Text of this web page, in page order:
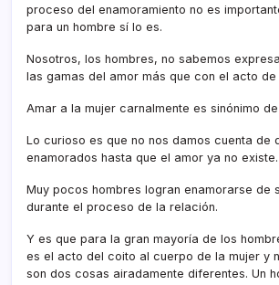
proceso del enamoramiento no es
para un hombre sí­ lo es.
Nosotros, los hombres, no sabemos
las gamas del amor más que con el acto
Amar a la mujer carnalmente es sinónimo de
Lo curioso es que no nos damos cuenta de
enamorados hasta que el amor ya no existe.
Muy pocos hombres logran enamorarse de
durante el proceso de la relación.
Y es que para la gran mayorí­a de los
es el acto del coito al cuerpo de la mujer y
son dos cosas airadamente diferentes. Un